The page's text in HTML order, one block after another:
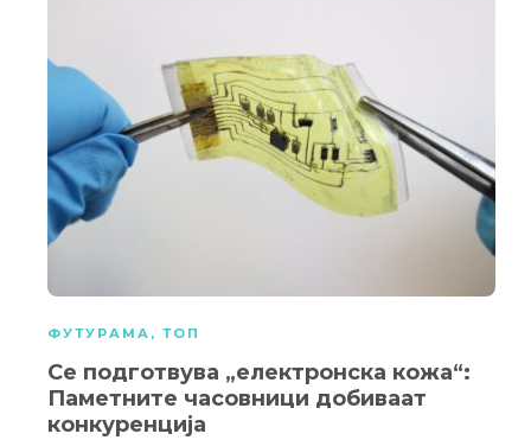
ФУТУРАМА , ТОП
Се подготвува „електронска кожа“:
Паметните часовници добиваат
конкуренција